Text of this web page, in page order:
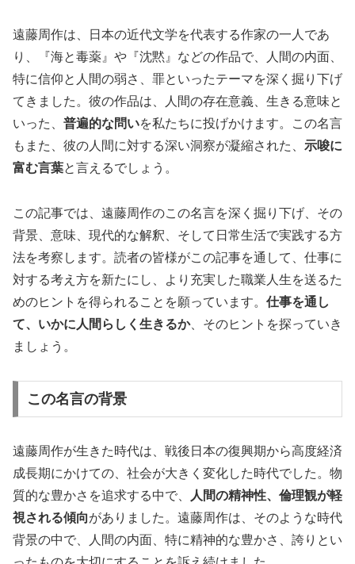
遠藤周作は、日本の近代文学を代表する作家の一人であ
り、『海と毒薬』や『沈黙』などの作品で、人間の内面、
特に信仰と人間の弱さ、罪といったテーマを深く掘り下げ
てきました。彼の作品は、人間の存在意義、生きる意味と
いった、 普遍的な問いを私たちに投げかけます。この名言
もまた、彼の人間に対する深い洞察が凝縮された、 示唆に
富む言葉と言えるでしょう。
この記事では、遠藤周作のこの名言を深く掘り下げ、その
背景、意味、現代的な解釈、そして日常生活で実践する方
法を考察します。読者の皆様がこの記事を通して、仕事に
対する考え方を新たにし、より充実した職業人生を送るた
めのヒントを得られることを願っています。 仕事を通し
て、いかに人間らしく生きるか、そのヒントを探っていき
ましょう。
この名言の背景
遠藤周作が生きた時代は、戦後日本の復興期から高度経済
成長期にかけての、社会が大きく変化した時代でした。物
質的な豊かさを追求する中で、
人間の精神性、倫理観が軽
視される傾向がありました。遠藤周作は、そのような時代
背景の中で、人間の内面、特に精神的な豊かさ、誇りとい